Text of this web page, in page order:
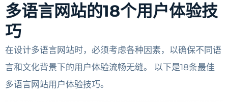
多语言网站的18个用户体验技
巧
在设计多语言网站时，必须考虑各种因素，以确保不同语
言和文化背景下的用户体验流畅无缝。 以下是18条最佳
多语言网站用户体验技巧。